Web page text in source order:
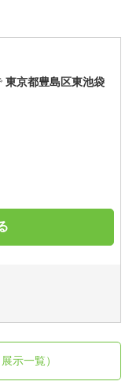
東京都豊島区東池袋
示一覧）